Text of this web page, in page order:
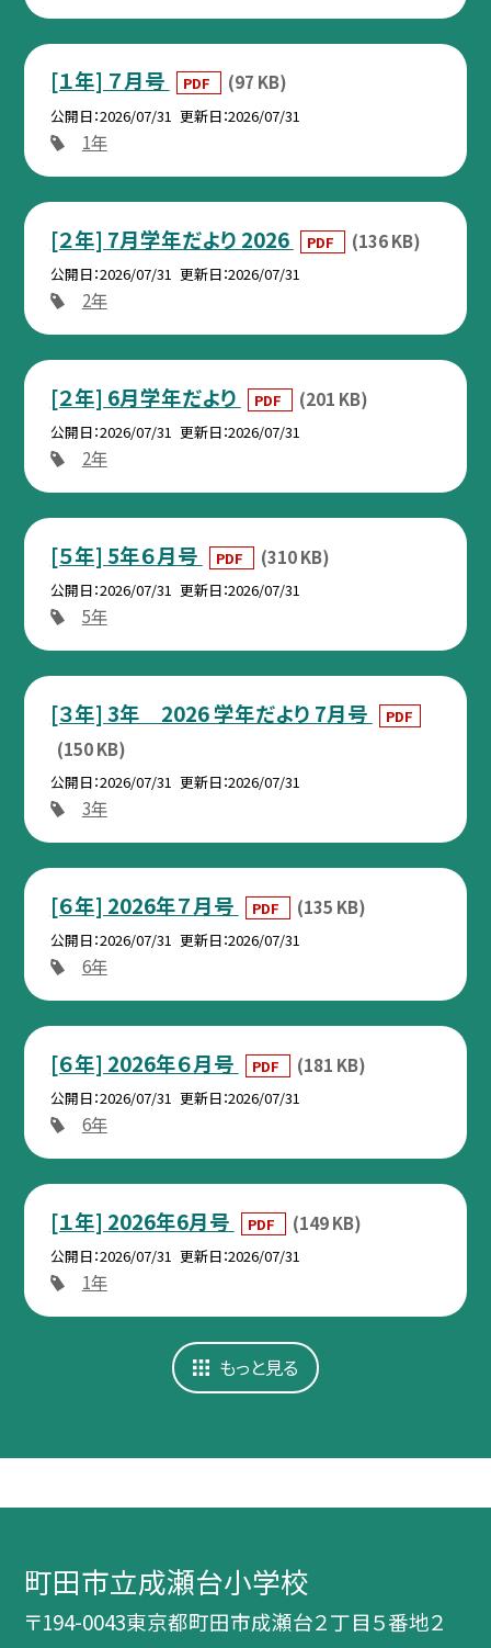
[１年] ７月号 PDF (97 KB)
公開日 2026/07/31 更新日 2026/07/31
1年
[２年] 7月学年だより 2026 PDF (136 KB)
公開日 2026/07/31 更新日 2026/07/31
2年
[２年] 6月学年だより PDF (201 KB)
公開日 2026/07/31 更新日 2026/07/31
2年
[５年] 5年６月号 PDF (310 KB)
公開日 2026/07/31 更新日 2026/07/31
5年
[３年] 3年 2026 学年だより 7月号 PDF
(150 KB)
公開日 2026/07/31 更新日 2026/07/31
3年
[６年] 2026年７月号 PDF (135 KB)
公開日 2026/07/31 更新日 2026/07/31
6年
[６年] 2026年６月号 PDF (181 KB)
公開日 2026/07/31 更新日 2026/07/31
6年
[１年] 2026年6月号 PDF (149 KB)
公開日 2026/07/31 更新日 2026/07/31
1年
もっと見る
町田市立成瀬台小学校
〒194-0043東京都町田市成瀬台２丁目５番地２